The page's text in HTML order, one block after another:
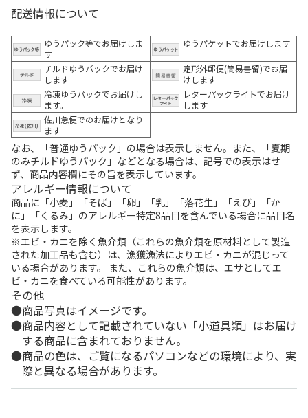
配送情報について
ゆうパック等でお届けしま
す
ゆうパケットでお届けします
チルドゆうパックでお届け
します
定形外郵便(簡易書留)でお届
けします
冷凍ゆうパックでお届けし
ます。
レターパックライトでお届け
します
佐川急便でのお届けとなり
ます
なお、「普通ゆうパック」の場合は表示しません。また、「夏期
のみチルドゆうパック」などとなる場合は、記号での表示はせ
ず、商品内容欄にその旨を表示しています。
アレルギー情報について
商品に「小麦」「そば」「卵」「乳」「落花生」「えび」「か
に」「くるみ」のアレルギー特定8品目を含んでいる場合に品目名
を表示します。
※エビ・カニを除く魚介類（これらの魚介類を原材料として製造
された加工品も含む）は、漁獲漁法によりエビ・カニが混じって
いる場合があります。 また、これらの魚介類は、エサとしてエ
ビ・カニを食べている可能性があります。
その他
商品写真はイメージです。
商品内容として記載されていない「小道具類」はお届け
する商品に含まれておりません。
商品の色は、ご覧になるパソコンなどの環境により、実
際と異なる場合があります。